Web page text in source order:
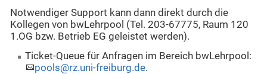
Notwendiger Support kann dann direkt durch die
Kollegen von bwLehrpool (Tel. 203-67775, Raum 120
1.OG bzw. Betrieb EG geleistet werden).
Ticket-Queue für Anfragen im Bereich bwLehrpool:
pools@rz.uni-freiburg.de.